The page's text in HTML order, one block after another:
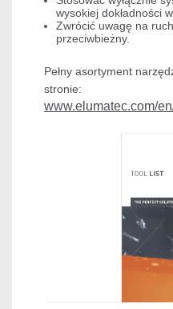
wysokiej dokładności
Zwrócić uwagę na
przeciwbieżny.
Pełny asortyment
stronie:
www.elumatec.com/